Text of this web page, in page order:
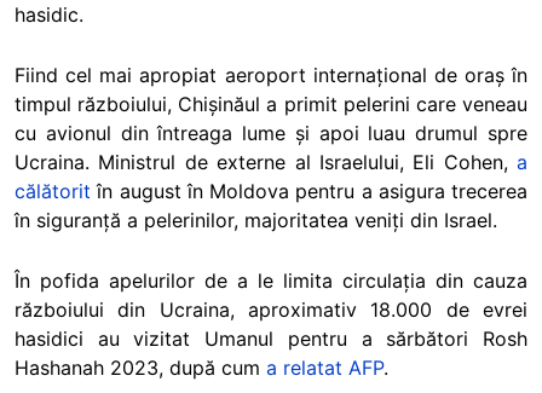
hasidic.
Fiind cel mai apropiat aeroport internațional de oraș în
timpul războiului, Chișinăul a primit pelerini care veneau
cu avionul din întreaga lume și apoi luau drumul spre
Ucraina. Ministrul de externe al Israelului, Eli Cohen, a
călătoritîn august în Moldova pentru a asigura trecerea
în siguranță a pelerinilor, majoritatea veniți din Israel.
În pofida apelurilor de a le limita circulația din cauza
războiului din Ucraina, aproximativ 18.000 de evrei
hasidici au vizitat Umanul pentru a sărbători Rosh
Hashanah 2023, după cum a relatat AFP.